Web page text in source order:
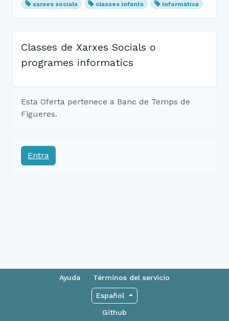
xarxes socials classes infants informàtica
Classes de Xarxes Socials o
programes informatics
Esta Oferta pertenece a Banc de Temps de
Figueres.
Entra
Ayuda Términos del servicio
Español
Github